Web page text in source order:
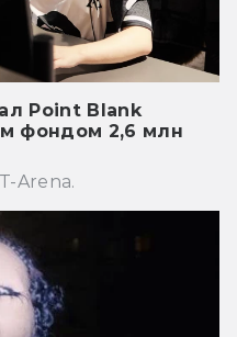
Point Blank
фондом 2,6 млн
Arena.